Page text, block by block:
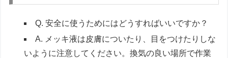
Q. 安全に使うためにはどうすればいいですか？
A. メッキ液は皮膚についたり、目をつけたりしな
いように注意してください。換気の良い場所で作業